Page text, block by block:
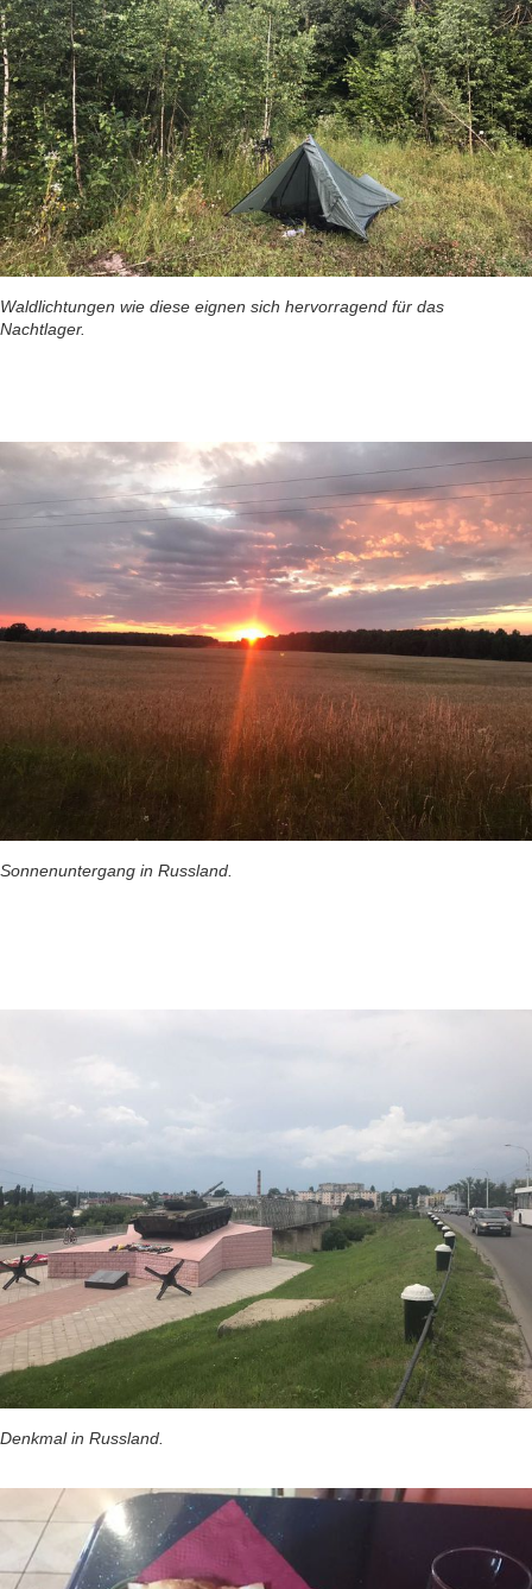
Waldlichtungen wie diese eignen sich hervorragend für das
Nachtlager.
Sonnenuntergang in Russland.
Denkmal in Russland.